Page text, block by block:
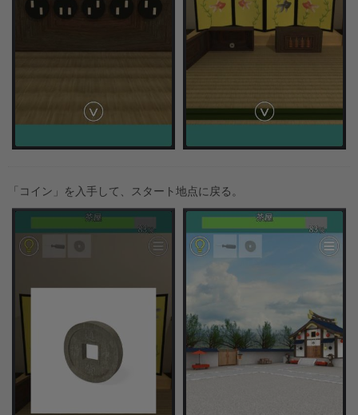
「コイン」を入手して、スタート地点に戻る。